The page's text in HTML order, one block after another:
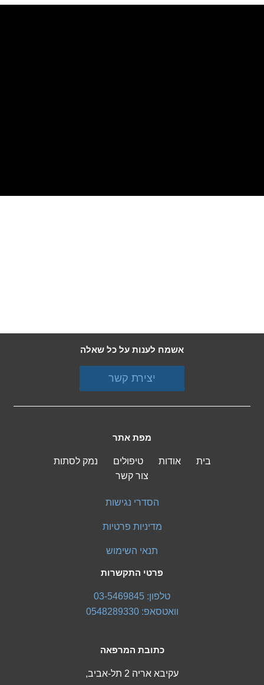
אשמח לענות על כל שאלה
יצירת קשר
מפת אתר
בית אודות טיפולים
נמק לסתות
צור קשר
הסדרי נגישות
מדיניות פרטיות
תנאי השימוש
פרטי התקשרות
טלפון: 03-5469845
וואטסאפ: 0548289330
כתובת המרפאה
עקיבא אריה 2 תל-אביב,